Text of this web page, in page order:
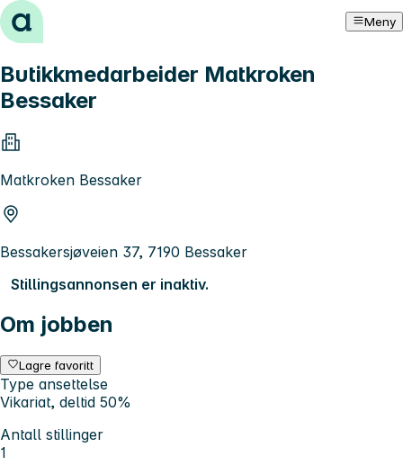
Hopp til innhold Meny
Butikkmedarbeider Matkroken
Bessaker
Matkroken Bessaker
Bessakersjøveien 37, 7190 Bessaker
Stillingsannonsen er inaktiv.
Om jobben
Lagre favoritt
Type ansettelse
Vikariat, deltid 50%
Antall stillinger
1